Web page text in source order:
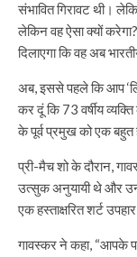
संभावित गिरावट थी।
लेकिन वह ऐसा क्यों
दिलाएगा कि वह अब
अब, इससे पहले कि आप
कर दूं कि 73 वर्षीय
के पूर्व प्रमुख को एक बहुत
प्री-मैच शो के दौरान,
उत्सुक अनुयायी थे और उन्हें
एक हस्ताक्षरित शर्ट
गावस्कर ने कहा, “आपके